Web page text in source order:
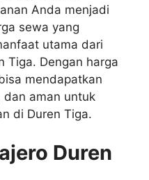
Anda menjadi
sewa yang
utama dari
Tiga. Dengan harga
mendapatkan
dan aman untuk
di Duren Tiga.
Duren